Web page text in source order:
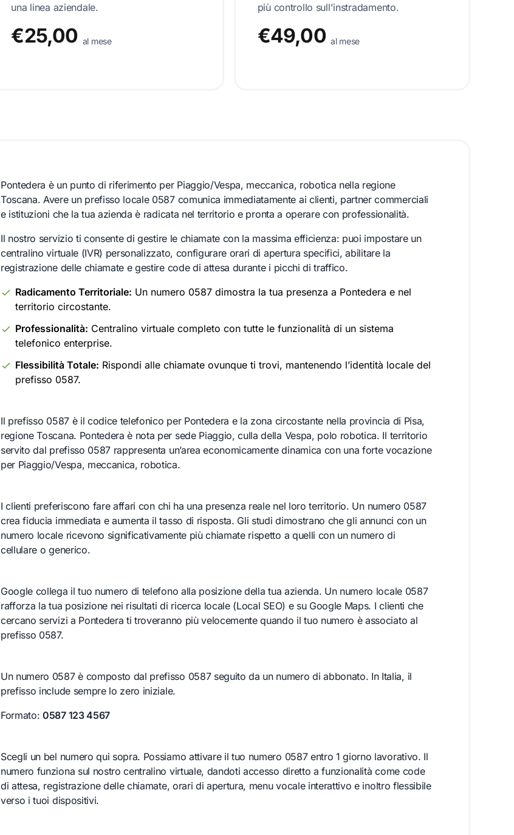
una linea aziendale.
€25,00 al mese
più controllo sull'instradamento.
€49,00 al mese
Pontedera è un punto di riferimento per Piaggio/Vespa, meccanica, robotica nella regione
Toscana. Avere un prefisso locale 0587 comunica immediatamente ai clienti, partner commerciali
e istituzioni che la tua azienda è radicata nel territorio e pronta a operare con professionalità.
Il nostro servizio ti consente di gestire le chiamate con la massima efficienza: puoi impostare un
centralino virtuale (IVR) personalizzato, configurare orari di apertura specifici, abilitare la
registrazione delle chiamate e gestire code di attesa durante i picchi di traffico.
Radicamento Territoriale: Un numero 0587 dimostra la tua presenza a Pontedera e nel
territorio circostante.
Professionalità: Centralino virtuale completo con tutte le funzionalità di un sistema
telefonico enterprise.
Flessibilità Totale: Rispondi alle chiamate ovunque ti trovi, mantenendo l’identità locale del
prefisso 0587.
Il prefisso 0587 è il codice telefonico per Pontedera e la zona circostante nella provincia di Pisa,
regione Toscana. Pontedera è nota per sede Piaggio, culla della Vespa, polo robotica. Il territorio
servito dal prefisso 0587 rappresenta un’area economicamente dinamica con una forte vocazione
per Piaggio/Vespa, meccanica, robotica.
I clienti preferiscono fare affari con chi ha una presenza reale nel loro territorio. Un numero 0587
crea fiducia immediata e aumenta il tasso di risposta. Gli studi dimostrano che gli annunci con un
numero locale ricevono significativamente più chiamate rispetto a quelli con un numero di
cellulare o generico.
Google collega il tuo numero di telefono alla posizione della tua azienda. Un numero locale 0587
rafforza la tua posizione nei risultati di ricerca locale (Local SEO) e su Google Maps. I clienti che
cercano servizi a Pontedera ti troveranno più velocemente quando il tuo numero è associato al
prefisso 0587.
Un numero 0587 è composto dal prefisso 0587 seguito da un numero di abbonato. In Italia, il
prefisso include sempre lo zero iniziale.
Formato:0587 123 4567
Scegli un bel numero qui sopra. Possiamo attivare il tuo numero 0587 entro 1 giorno lavorativo. Il
numero funziona sul nostro centralino virtuale, dandoti accesso diretto a funzionalità come code
di attesa, registrazione delle chiamate, orari di apertura, menu vocale interattivo e inoltro flessibile
verso i tuoi dispositivi.